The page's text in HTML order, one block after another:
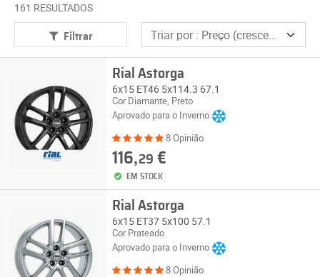
161 RESULTADOS
Filtrar
Rial Astorga
6x15 ET46 5x114.3 67.1
Cor Diamante, Preto
Aprovado para o Inverno
8 Opinião
116,29 €
EM STOCK
Rial Astorga
6x15 ET37 5x100 57.1
Cor Prateado
Aprovado para o Inverno
8 Opinião